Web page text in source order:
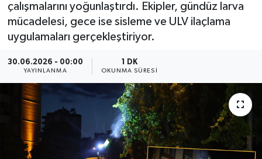
çalışmalarını yoğunlaştırdı. Ekipler, gündüz larva
mücadelesi, gece ise sisleme ve ULV ilaçlama
uygulamaları gerçekleştiriyor.
30.06.2026 - 00:00
YAYINLANMA
1 DK
OKUNMA SÜRESI
Ekonomi
Spor
Dünya
Resmi Reklamlar
Son Dakika Haberleri
Haber Arşivi